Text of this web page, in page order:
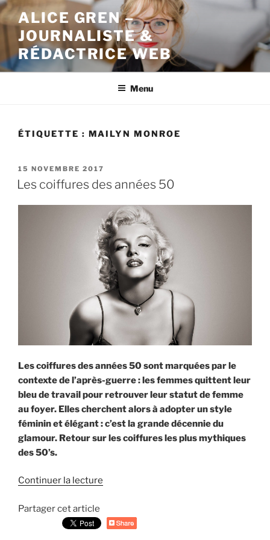
Aller
au
contenu
principal
ALICE GREN –
JOURNALISTE &
RÉDACTRICE WEB
Menu
ÉTIQUETTE : MAILYN MONROE
PUBLIÉ
LE
15 NOVEMBRE 2017
Les coiffures des années 50
Les coiffures des années 50 sont marquées par le
contexte de l’après-guerre : les femmes quittent leur
bleu de travail pour retrouver leur statut de femme
au foyer. Elles cherchent alors à adopter un style
féminin et élégant : c’est la grande décennie du
glamour. Retour sur les coiffures les plus mythiques
des 50’s.
Continuer la lecture
des
Partager cet article